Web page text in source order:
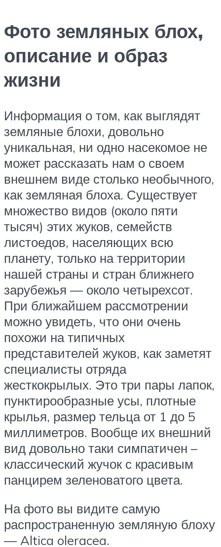
Фото земляных блох,
описание и образ
жизни
Информация о том, как выглядят
земляные блохи, довольно
уникальная, ни одно насекомое не
может рассказать нам о своем
внешнем виде столько необычного,
как земляная блоха. Существует
множество видов (около пяти
тысяч) этих жуков, семейств
листоедов, населяющих всю
планету, только на территории
нашей страны и стран ближнего
зарубежья — около четырехсот.
При ближайшем рассмотрении
можно увидеть, что они очень
похожи на типичных
представителей жуков, как заметят
специалисты отряда
жесткокрылых. Это три пары лапок,
пунктирообразные усы, плотные
крылья, размер тельца от 1 до 5
миллиметров. Вообще их внешний
вид довольно таки симпатичен –
классический жучок с красивым
панцирем зеленоватого цвета.
На фото вы видите самую
распространенную земляную блоху
— Altica oleracea.